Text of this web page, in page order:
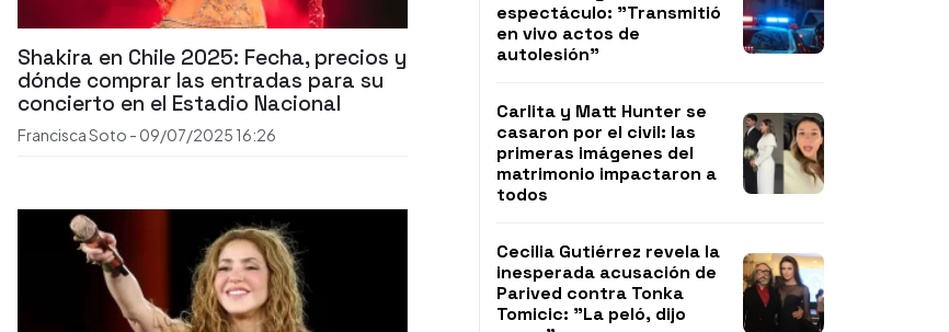
Shakira en Chile 2025: Fecha, precios y
dónde comprar las entradas para su
concierto en el Estadio Nacional
Francisca Soto - 09/07/2025 16:26
espectáculo: "Transmitió
en vivo actos de
autolesión"
Carlita y Matt Hunter se
casaron por el civil: las
primeras imágenes del
matrimonio impactaron a
todos
Cecilia Gutiérrez revela la
inesperada acusación de
Parived contra Tonka
Tomicic: "La peló, dijo